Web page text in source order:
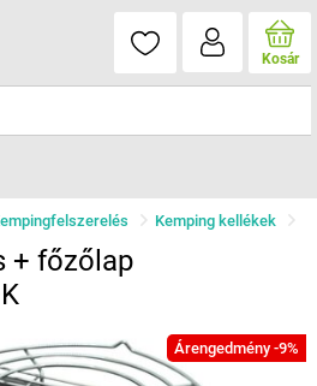
Kosár
Kemping kellékek
+ főzőlap
Árengedmény -9%